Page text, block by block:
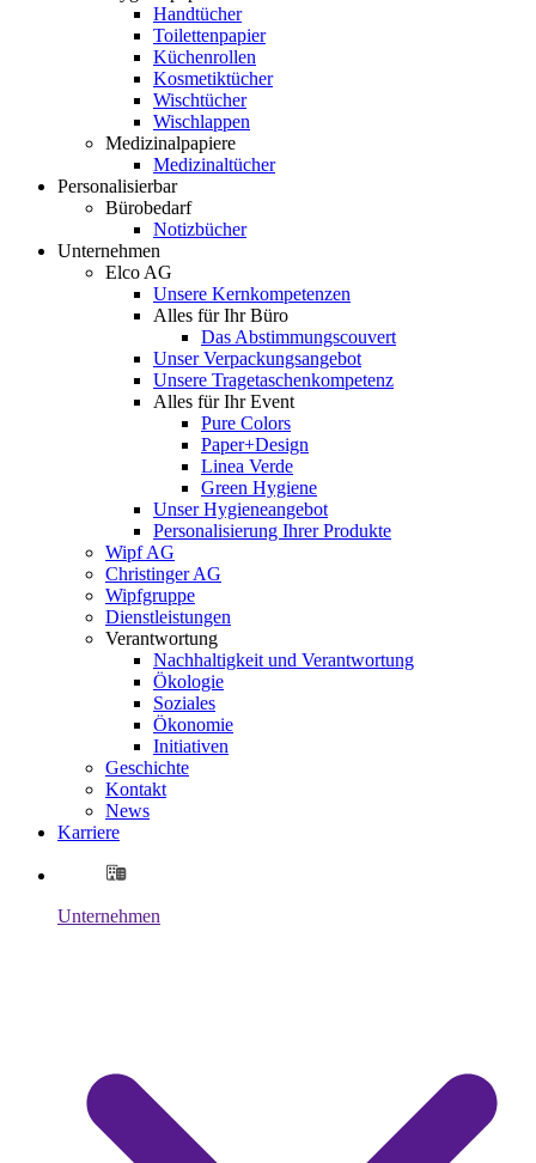
Handtücher
Toilettenpapier
Küchenrollen
Kosmetiktücher
Wischtücher
Wischlappen
Medizinalpapiere
Medizinaltücher
Personalisierbar
Bürobedarf
Notizbücher
Unternehmen
Elco AG
Unsere Kernkompetenzen
Alles für Ihr Büro
Das Abstimmungscouvert
Unser Verpackungsangebot
Unsere Tragetaschenkompetenz
Alles für Ihr Event
Pure Colors
Paper+Design
Linea Verde
Green Hygiene
Unser Hygieneangebot
Personalisierung Ihrer Produkte
Wipf AG
Christinger AG
Wipfgruppe
Dienstleistungen
Verantwortung
Nachhaltigkeit und Verantwortung
Ökologie
Soziales
Ökonomie
Initiativen
Geschichte
Kontakt
News
Karriere
Unternehmen